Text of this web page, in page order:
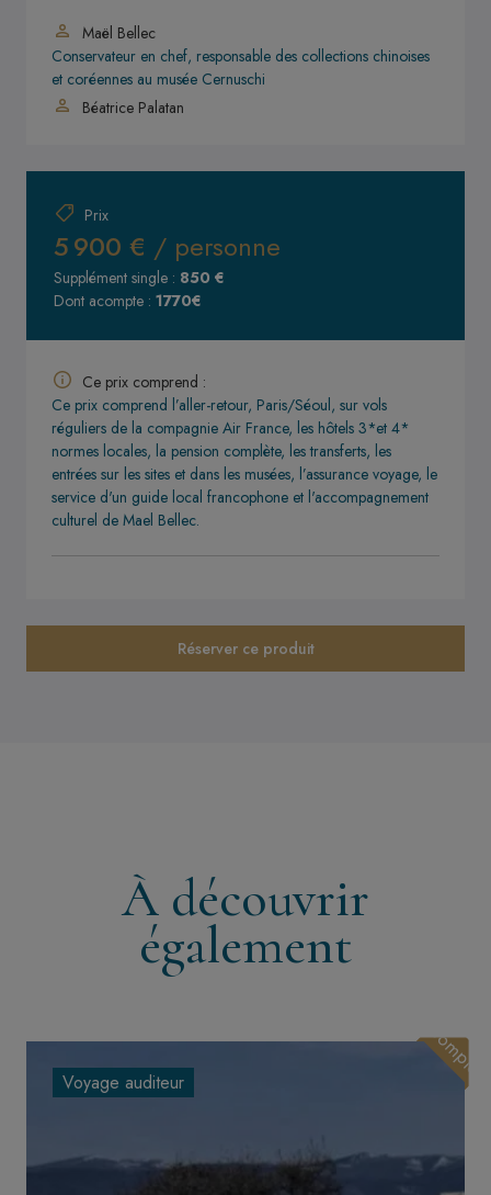
Maël Bellec
Conservateur en chef, responsable des collections chinoises
et coréennes au musée Cernuschi
Béatrice Palatan
Prix
5 900 € / personne
Supplément single : 850 €
Dont acompte : 1770€
Ce prix comprend :
Ce prix comprend l’aller-retour, Paris/Séoul, sur vols
réguliers de la compagnie Air France, les hôtels 3*et 4*
normes locales, la pension complète, les transferts, les
entrées sur les sites et dans les musées, l’assurance voyage, le
service d'un guide local francophone et l'accompagnement
culturel de Mael Bellec.
Réserver ce produit
À découvrir
également
Complet
Voyage auditeur